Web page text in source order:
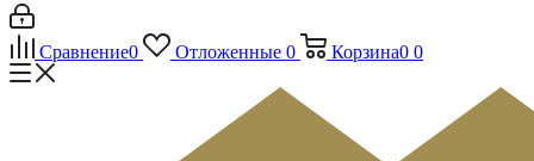
Сравнение0 Отложенные 0 Корзина0 0